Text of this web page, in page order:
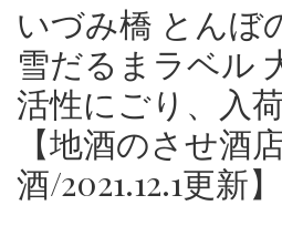
いづみ橋 とんぼ
雪だるまラベル
活性にごり、入
【地酒のさせ酒
酒/2021.12.1更新】